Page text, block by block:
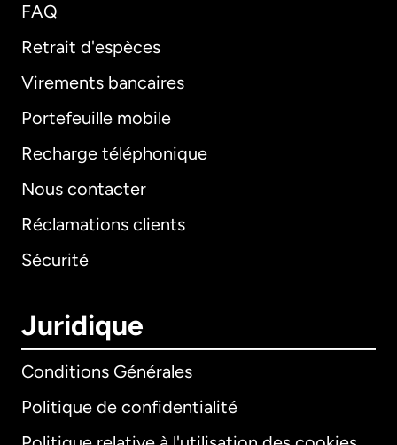
FAQ
Retrait d'espèces
Virements bancaires
Portefeuille mobile
Recharge téléphonique
Nous contacter
Réclamations clients
Sécurité
Juridique
Conditions Générales
Politique de confidentialité